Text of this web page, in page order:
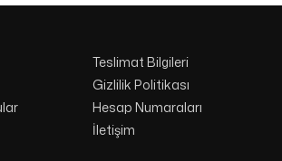
Teslimat Bilgileri
Gizlilik Politikası
Hesap Numaraları
İletişim